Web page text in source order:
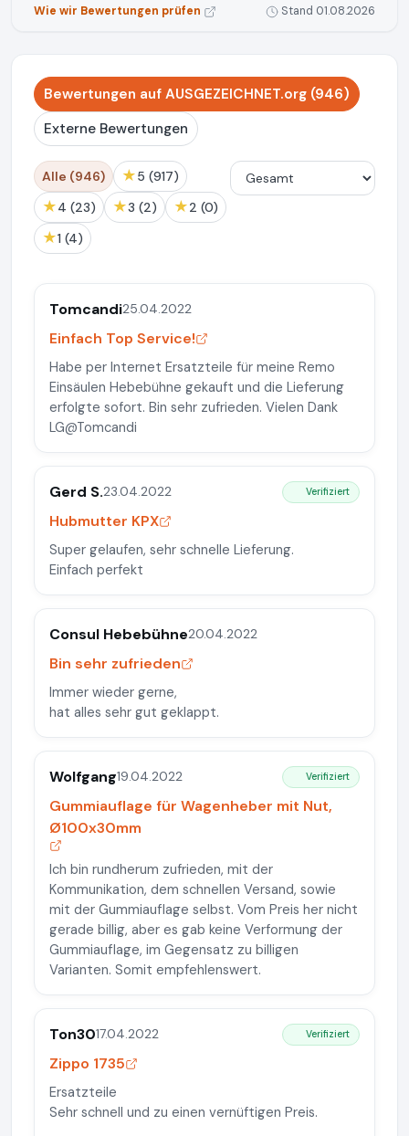
Wie wir Bewertungen prüfen
Stand 01.08.2026
Bewertungen auf AUSGEZEICHNET.org (946)
Externe Bewertungen
Alle (946) ★ 5 (917)
★ 4 (23) ★ 3 (2) ★ 2 (0)
★ 1 (4)
Tomcandi25.04.2022
Einfach Top Service!
Habe per Internet Ersatzteile für meine Remo
Einsäulen Hebebühne gekauft und die Lieferung
erfolgte sofort. Bin sehr zufrieden. Vielen Dank
LG@Tomcandi
Gerd S.23.04.2022 Verifiziert
Hubmutter KPX
Super gelaufen, sehr schnelle Lieferung.
Einfach perfekt
Consul Hebebühne20.04.2022
Bin sehr zufrieden
Immer wieder gerne,
hat alles sehr gut geklappt.
Wolfgang19.04.2022 Verifiziert
Gummiauflage für Wagenheber mit Nut,
Ø100x30mm
Ich bin rundherum zufrieden, mit der
Kommunikation, dem schnellen Versand, sowie
mit der Gummiauflage selbst. Vom Preis her nicht
gerade billig, aber es gab keine Verformung der
Gummiauflage, im Gegensatz zu billigen
Varianten. Somit empfehlenswert.
Ton3017.04.2022 Verifiziert
Zippo 1735
Ersatzteile
Sehr schnell und zu einen vernüftigen Preis.